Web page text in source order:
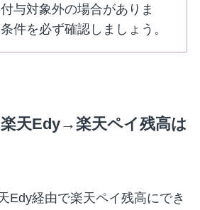
与対象外の場合がありま
件を必ず確認しましょう。
天Edy→楽天ペイ残高は
Edy経由で楽天ペイ残高にでき